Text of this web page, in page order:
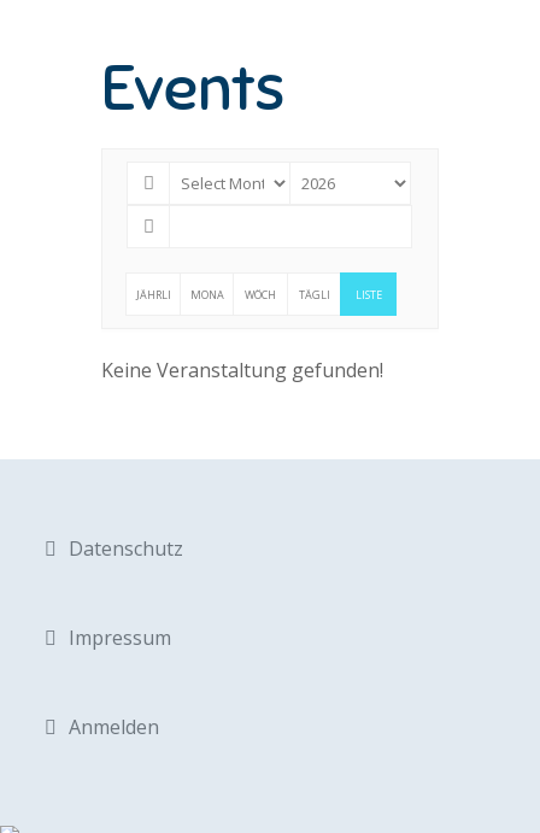
Events
JÄHRLI MONA WÖCH
H
TÄGLI LISTE
Keine Veranstaltung gefunden!
Datenschutz
Impressum
Anmelden